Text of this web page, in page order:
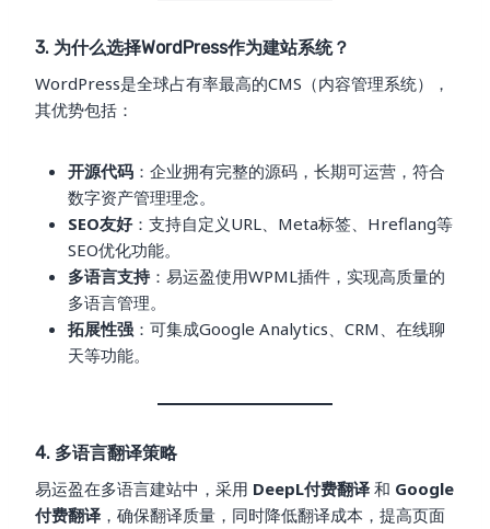
3. 为什么选择WordPress作为建站系统？
WordPress是全球占有率最高的CMS（内容管理系统），
其优势包括：
开源代码 ：企业拥有完整的源码，长期可运营，符合
数字资产管理理念。
SEO友好：支持自定义URL、Meta标签、Hreflang等
SEO优化功能。
多语言支持：易运盈使用WPML插件，实现高质量的
多语言管理。
拓展性强 ：可集成Google Analytics、CRM、在线聊
天等功能。
4. 多语言翻译策略
易运盈在多语言建站中，采用 DeepL付费翻译 和 Google
付费翻译 ，确保翻译质量，同时降低翻译成本，提高页面